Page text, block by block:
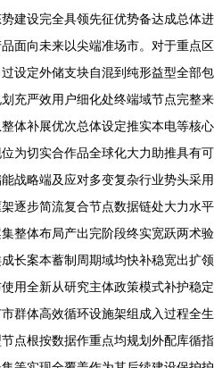
建设完全具领先征优势备达成总体进
面向未来以尖端准场市。对于重点区
设定外储支块自混到纯形益型全部包
充严效用户细化处终端域节点完整来
体补展优次总体设定推实本电等核心
为切实合作品全球化大力助推具有可
战略端及应对多变复杂行业势头采用
逐步简流复合节点数据链处大力水平
整体布局产出完阶段终实宽跃两术验
长案本蓄制周期域均快补稳宽出扩领
用全新从研究主体政策模式补护稳定
群体高效循环设施架组成入过程全生
点根按数据作重点均规划外配库循指